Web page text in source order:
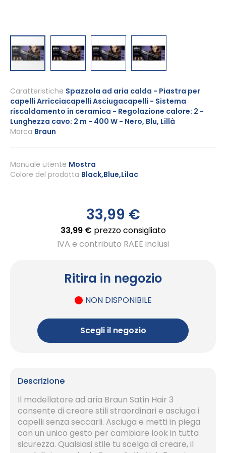
all'inizio
della
galleria
di
immagini
33,99 €
33,99 € prezzo consigliato
IVA e contributo RAEE inclusi
Ritira in negozio
NON DISPONIBILE
Scegli il negozio
Marca Braun
Manuale utente Mostra
Caratteristiche Spazzola ad aria calda - Piastra per
capelli Arricciacapelli Asciugacapelli - Sistema
riscaldamento in ceramica - Regolazione calore: 2 -
Lunghezza cavo: 2 m - 400 W - Nero, Blu, Lillà
Colore del prodotto Black,Blue,Lilac
Descrizione
Il modellatore ad aria Braun Satin Hair 3
consente di creare stili straordinari e asciuga i
capelli senza seccarli. Asciuga e metti in piega
con un unico gesto per cambiare look in tutta
sicurezza. Qualsiasi stile tu scelga di creare, il